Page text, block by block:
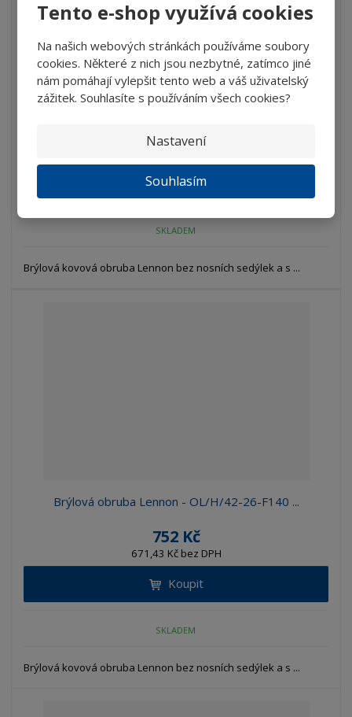
Tento e-shop využívá cookies
Na našich webových stránkách používáme soubory
cookies. Některé z nich jsou nezbytné, zatímco jiné
nám pomáhají vylepšit tento web a váš uživatelský
zážitek. Souhlasíte s používáním všech cookies?
Nastavení
Souhlasím
Brýlová obruba Lennon - OL/G/42-26-F140 ...
752 Kč
Koupit
SKLADEM
Brýlová kovová obruba Lennon bez nosních sedýlek a s ...
Brýlová obruba Lennon - OL/H/42-26-F140 ...
752 Kč
671,43 Kč bez DPH
Koupit
SKLADEM
Brýlová kovová obruba Lennon bez nosních sedýlek a s ...